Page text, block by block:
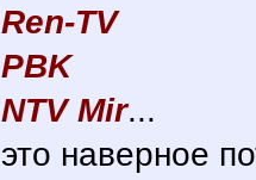
Ren-TV
PBK
NTV Mir...
это наверное